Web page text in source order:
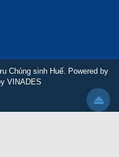
Chủng sinh Huế. Powered by
VINADES